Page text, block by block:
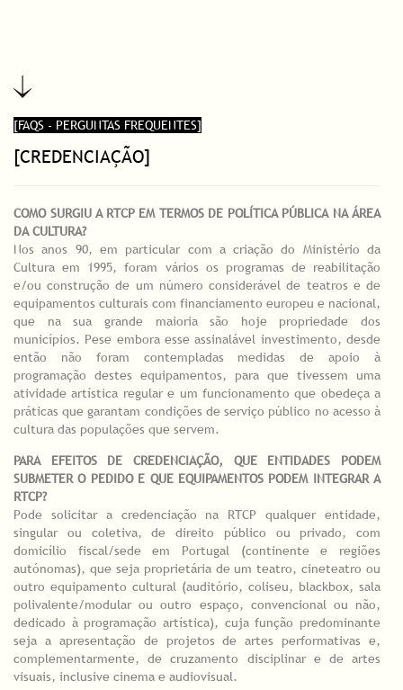
[FAQS - PERGUNTAS FREQUENTES]
[CREDENCIAÇÃO]
COMO SURGIU A RTCP EM TERMOS DE POLÍTICA PÚBLICA NA ÁREA
DA CULTURA?
Nos anos 90, em particular com a criação do Ministério da
Cultura em 1995, foram vários os programas de reabilitação
e/ou construção de um número considerável de teatros e de
equipamentos culturais com financiamento europeu e nacional,
que na sua grande maioria são hoje propriedade dos
municípios. Pese embora esse assinalável investimento, desde
então não foram contempladas medidas de apoio à
programação destes equipamentos, para que tivessem uma
atividade artística regular e um funcionamento que obedeça a
práticas que garantam condições de serviço público no acesso à
cultura das populações que servem.
PARA EFEITOS DE CREDENCIAÇÃO, QUE ENTIDADES PODEM
SUBMETER O PEDIDO E QUE EQUIPAMENTOS PODEM INTEGRAR A
RTCP?
Pode solicitar a credenciação na RTCP qualquer entidade,
singular ou coletiva, de direito público ou privado, com
domicílio fiscal/sede em Portugal (continente e regiões
autónomas), que seja proprietária de um teatro, cineteatro ou
outro equipamento cultural (auditório, coliseu, blackbox, sala
polivalente/modular ou outro espaço, convencional ou não,
dedicado à programação artística), cuja função predominante
seja a apresentação de projetos de artes performativas e,
complementarmente, de cruzamento disciplinar e de artes
visuais, inclusive cinema e audiovisual.